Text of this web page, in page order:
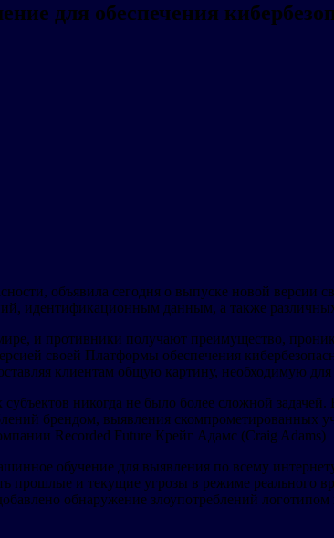
для обеспечения
объявила сегодня о выпуске новой версии
идентификационным данным, а также
и противники получают преимущество,
своей Платформы обеспечения
клиентам общую картину, необходимую
никогда не было более сложной задачей.
брендом, выявления скомпрометированных
Recorded Future Крейг Адамс (Craig Adams)
обучение для выявления по всему
прошлые и текущие угрозы в режиме реального
обнаружение злоупотреблений